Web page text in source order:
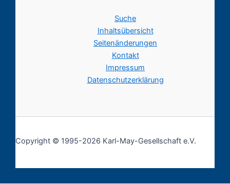
Suche
Inhaltsübersicht
Seitenänderungen
Kontakt
Impressum
Datenschutzerklärung
Copyright © 1995-2026 Karl-May-Gesellschaft e.V.